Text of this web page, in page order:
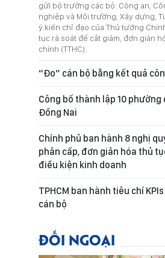
gửi bộ trưởng các bộ: Công an,
nghiệp và Môi trường, Xây dựng,
ý kiến chỉ đạo của Thủ tướng
tục rà soát để cắt giảm, đơn giản
chính (TTHC).
“Đo” cán bộ bằng kết quả
Công bố thành lập 10
Đồng Nai
Chính phủ ban hành 8 nghị
phân cấp, đơn giản hóa thủ
điều kiện kinh doanh
TPHCM ban hành tiêu chí
cán bộ
ĐỐI NGOẠI